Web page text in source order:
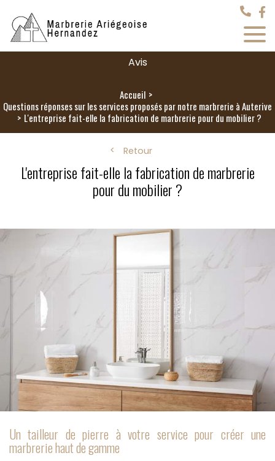
Avis
Accueil
Questions réponses sur les services proposés par notre marbrerie à Auterive
L'entreprise fait-elle la fabrication de marbrerie pour du mobilier ?
Retour
L'entreprise fait-elle la fabrication de marbrerie
pour du mobilier ?
Un tailleur de pierre à votre service pour créer une
marbrerie haut de gamme